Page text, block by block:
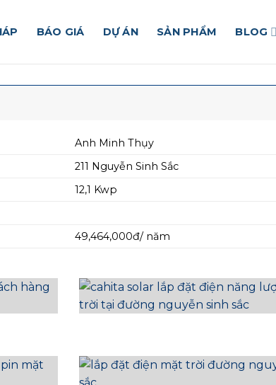
BÁO GIÁ DỰ ÁN SẢN PHẨM BLOG
Anh Minh Thụy
211 Nguyễn Sinh Sắc
12,1 Kwp
49,464,000đ/ năm